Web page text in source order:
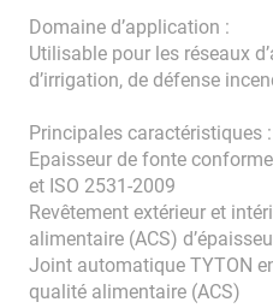
Domaine d’application :
Utilisable pour les réseaux
d’irrigation, de défense
Principales caractéristiques :
Epaisseur de fonte
et ISO 2531-2009
Revêtement extérieur et
alimentaire (ACS)
Joint automatique TYTON
qualité alimentaire (ACS)